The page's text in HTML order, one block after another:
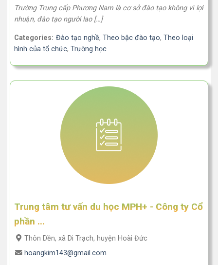
Trường Trung cấp Phương Nam là cơ sở đào tạo không vì lợi
nhuận, đào tạo người lao […]
Categories: Đào tạo nghề, Theo bậc đào tạo, Theo loại
hình của tổ chức, Trường học
Trung tâm tư vấn du học MPH+ - Công ty Cổ
phần ...
Thôn Dền, xã Di Trạch, huyện Hoài Đức
hoangkim143@gmail.com